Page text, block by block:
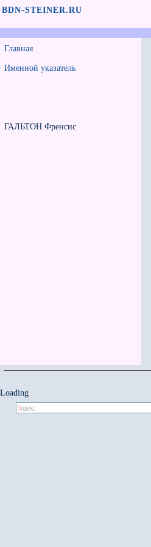
BDN-STEINER.RU
Главная
Именной указатель
ГАЛЬТОН Френсис
Loading